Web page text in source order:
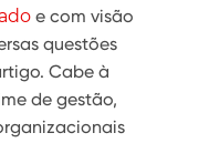
e com visão
questões
Cabe à
de gestão,